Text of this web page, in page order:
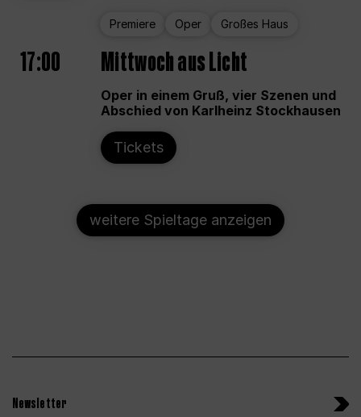
Premiere Oper Großes Haus
17:00 Mittwoch aus Licht
Oper in einem Gruß, vier Szenen und
Abschied von Karlheinz Stockhausen
Tickets
weitere Spieltage anzeigen
Newsletter